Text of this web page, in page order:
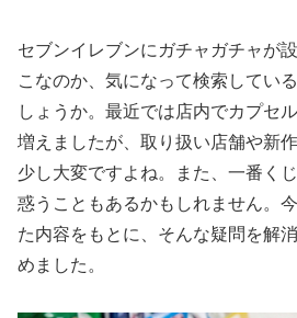
セブンイレブンにガチャガチャが
こなのか、気になって検索してい
しょうか。最近では店内でカプセ
増えましたが、取り扱い店舗や新
少し大変ですよね。また、一番く
惑うこともあるかもしれません。
た内容をもとに、そんな疑問を解
めました。